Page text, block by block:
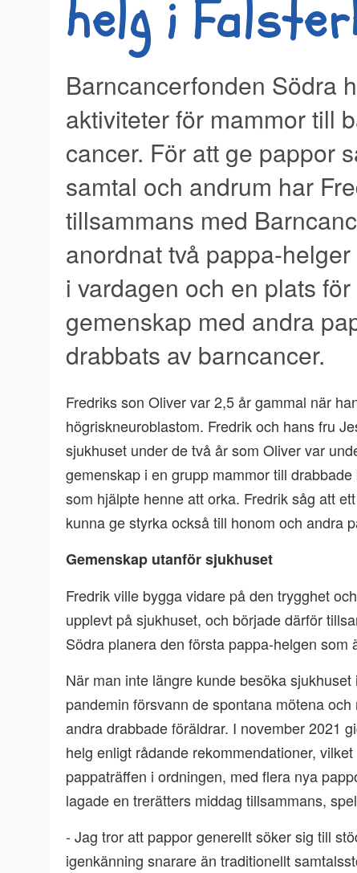
helg i
Barncancerfonden Södra
aktiviteter för mammor till
cancer. För att ge pappor
samtal och andrum har
tillsammans med
anordnat två pappa-
i vardagen och en plats
gemenskap med andra
drabbats av barncancer.
Fredriks son Oliver var 2,5 år gammal när
högriskneuroblastom. Fredrik och hans fru
sjukhuset under de två år som Oliver var
gemenskap i en grupp mammor till
som hjälpte henne att orka. Fredrik såg att
kunna ge styrka också till honom och andra
Gemenskap utanför sjukhuset
Fredrik ville bygga vidare på den trygghet
upplevt på sjukhuset, och började därför
Södra planera den första pappa-helgen som
När man inte längre kunde besöka
pandemin försvann de spontana mötena
andra drabbade föräldrar. I november 2021
helg enligt rådande rekommendationer,
pappaträffen i ordningen, med flera nya
lagade en trerätters middag tillsammans,
- Jag tror att pappor generellt söker sig till
igenkänning snarare än traditionellt